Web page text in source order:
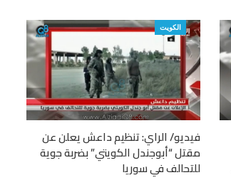
الكويت
فيديو/ الراي: تنظيم داعش يعلن عن
مقتل “أبوجندل الكويتي” بضربة جوية
للتحالف في سوريا